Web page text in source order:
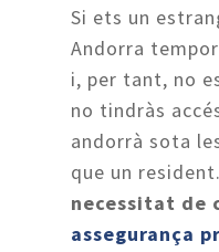
Si ets un
Andorra
i, per tant, no
no tindràs
andorrà sota
que un resident.
necessitat de
assegurança